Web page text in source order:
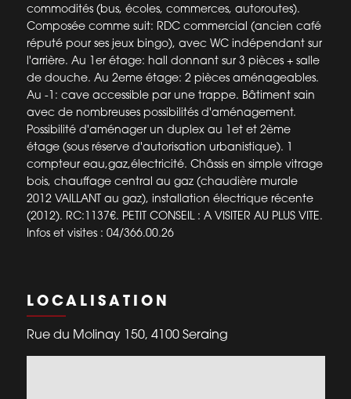
commodités (bus, écoles, commerces, autoroutes).
Composée comme suit: RDC commercial (ancien café
réputé pour ses jeux bingo), avec WC indépendant sur
l'arrière. Au 1er étage: hall donnant sur 3 pièces + salle
de douche. Au 2eme étage: 2 pièces aménageables.
Au -1: cave accessible par une trappe. Bâtiment sain
avec de nombreuses possibilités d'aménagement.
Possibilité d'aménager un duplex au 1et et 2ème
étage (sous réserve d'autorisation urbanistique). 1
compteur eau,gaz,électricité. Châssis en simple vitrage
bois, chauffage central au gaz (chaudière murale
2012 VAILLANT au gaz), installation électrique récente
(2012). RC:1137€. PETIT CONSEIL : A VISITER AU PLUS VITE.
Infos et visites : 04/366.00.26
LOCALISATION
Rue du Molinay 150, 4100 Seraing